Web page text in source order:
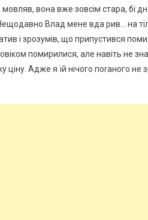
вона вже зовсім стара, бі
Влад мене вда рив… на
і зрозумів, що припустився
помирилися, але навіть не
ціну. Адже я їй нічого поrаного